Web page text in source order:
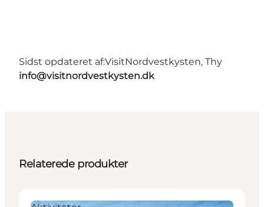
Sidst opdateret af:VisitNordvestkysten, Thy
info@visitnordvestkysten.dk
Relaterede produkter